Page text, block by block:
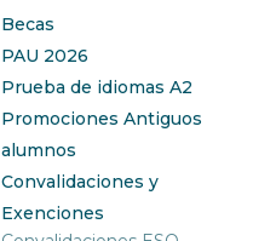
Becas
PAU 2026
Prueba de idiomas A2
Promociones Antiguos
alumnos
Convalidaciones y
Exenciones